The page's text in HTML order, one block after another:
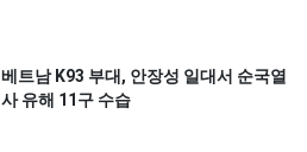
베트남 K93 부대, 안장성 일대서 순국열
사 유해 11구 수습